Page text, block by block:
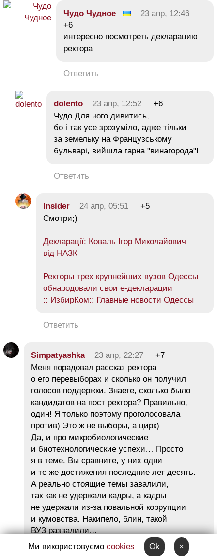
Чудо Чудное
23 апр, 12:46
+6
интересно посмотреть декларацию
ректора
Ответить
dolento 23 апр, 12:52
+6
Чудо Для чого дивитись,
бо і так усе зрозуміло, адже тільки
за земельку на Французському
бульварі, вийшла гарна "винагорода"!
Ответить
Insider 24 апр, 05:51
+5
Смотри;)
Декларації: Коваль Ігор Миколайович
від НАЗК
Ректоры трех крупнейших вузов Одессы
обнародовали свои е-декларации
:: ИзбирКом:: Главные новости Одессы
Ответить
Simpatyashka 23 апр, 22:27
+7
Меня порадовал рассказ ректора
о его перевыборах и сколько он получил
голосов поддержки. Знаете, сколько было
кандидатов на пост ректора? Правильно,
один! Я только поэтому проголосовала
против) Это ж не выборы, а цирк)
Да, и про микробиологические
и биотехнологические успехи… Просто
я в теме. Вы сравните, у них одни
и те же достижения последние лет десять.
А реально стоящие темы завалили,
так как не удержали кадры, а кадры
не удержали из-за повальной коррупции
и кумовства. Накипело, блин, такой
ВУЗ развалили…
Ми використовуємо cookies Ok ×